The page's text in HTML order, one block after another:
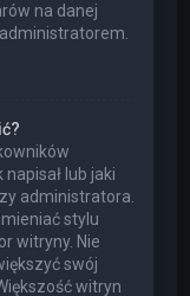
na danej
lub jaki
administratora.
stylu
witryny. Nie
swój
witryn